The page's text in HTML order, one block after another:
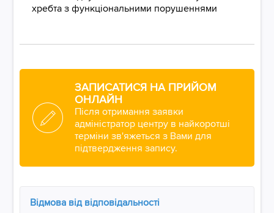
хребта з функціональними порушеннями
ЗАПИСАТИСЯ НА ПРИЙОМ
ОНЛАЙН
Після отримання заявки
адміністратор центру в найкоротші
терміни зв'яжеться з Вами для
підтвердження запису.
Відмова від відповідальності